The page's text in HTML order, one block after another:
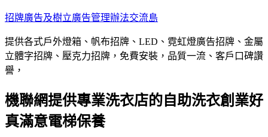
跳
主
要
內
招牌廣告及樹立廣告管理辦法交流島
提供各式戶外燈箱、帆布招牌、LED、霓虹燈廣告招牌、金屬
立體字招牌、壓克力招牌，免費安裝，品質一流、客戶口碑讚
譽，
機聯網提供專業洗衣店的自助洗衣創業好
真滿意電梯保養